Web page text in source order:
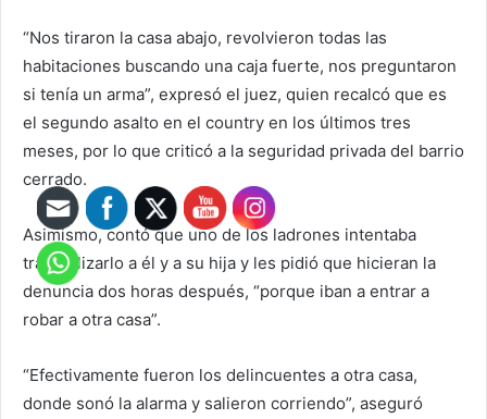
“Nos tiraron la casa abajo, revolvieron todas las
habitaciones buscando una caja fuerte, nos preguntaron
si tenía un arma”, expresó el juez, quien recalcó que es
el segundo asalto en el country en los últimos tres
meses, por lo que criticó a la seguridad privada del barrio
cerrado.
Asimismo, contó que uno de los ladrones intentaba
tranquilizarlo a él y a su hija y les pidió que hicieran la
denuncia dos horas después, “porque iban a entrar a
robar a otra casa”.
“Efectivamente fueron los delincuentes a otra casa,
donde sonó la alarma y salieron corriendo”, aseguró